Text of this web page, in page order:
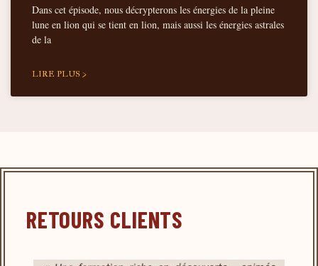
Dans cet épisode, nous décrypterons les énergies de la pleine
lune en lion qui se tient en lion, mais aussi les énergies astrales
de la
LIRE PLUS >
RETOURS CLIENTS